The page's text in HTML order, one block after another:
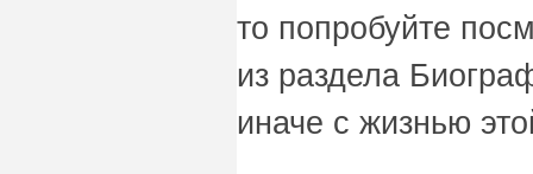
то попробуйте
из раздела
иначе с жизнью